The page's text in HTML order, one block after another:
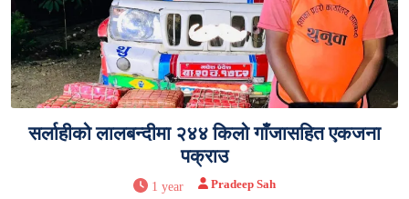
सर्लाहीको लालबन्दीमा २४४ किलो गाँजासहित एकजना
पक्राउ
1 year Pradeep Sah